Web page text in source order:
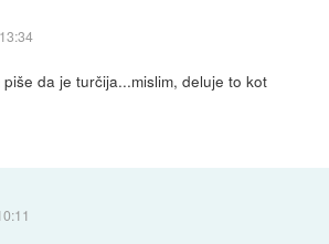
da je turčija...mislim, deluje to kot